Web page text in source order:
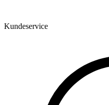
Kundeservice